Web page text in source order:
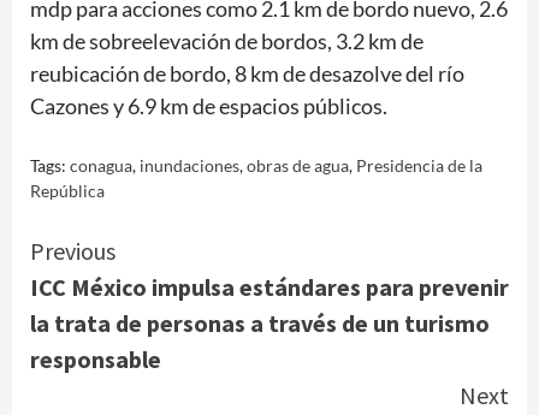
mdp para acciones como 2.1 km de bordo nuevo, 2.6
km de sobreelevación de bordos, 3.2 km de
reubicación de bordo, 8 km de desazolve del río
Cazones y 6.9 km de espacios públicos.
Tags: conagua, inundaciones,obras de agua, Presidencia de la
República
Continue
Reading
Previous
ICC México impulsa estándares para prevenir
la trata de personas a través de un turismo
responsable
Next